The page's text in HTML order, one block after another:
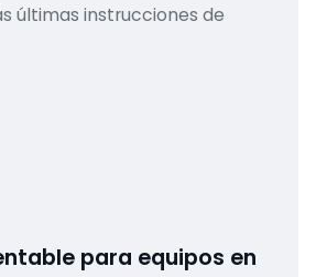
últimas instrucciones de
para equipos en